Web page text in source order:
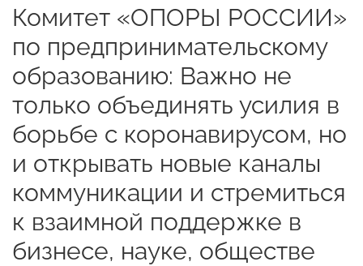
Комитет «ОПОРЫ РОССИИ»
по предпринимательскому
образованию: Важно не
только объединять усилия в
борьбе с коронавирусом, но
и открывать новые каналы
коммуникации и стремиться
к взаимной поддержке в
бизнесе, науке, обществе